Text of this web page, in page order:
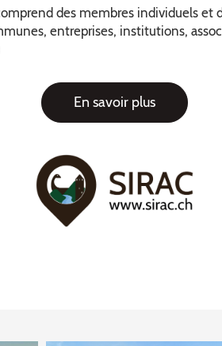
des membres individuels et
entreprises, institutions,
En savoir plus